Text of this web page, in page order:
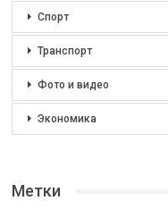
Спорт
Транспорт
Фото и видео
Экономика
Метки